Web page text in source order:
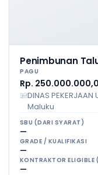
Penimbunan
PAGU
Rp.
DINAS
Maluku
SBU (DARI SYARAT)
—
GRADE / KUALIFIKASI
—
KONTRAKTOR ELIGIBLE
—